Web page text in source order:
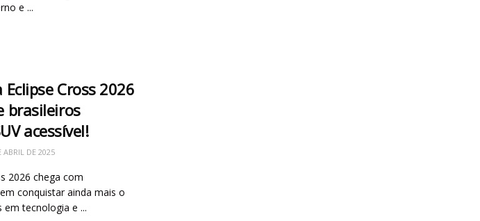
e ...
Cross 2026
brasileiros
acessível!
ABRIL DE 2025
2026 chega com
conquistar ainda mais o
tecnologia e ...